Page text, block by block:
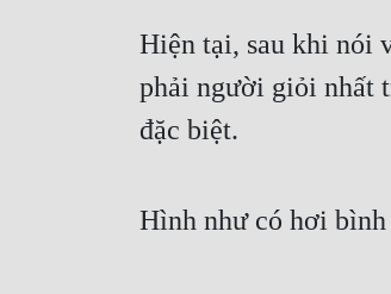
Hiện tại, sau khi nói
phải người giỏi nhất
đặc biệt.
Hình như có hơi